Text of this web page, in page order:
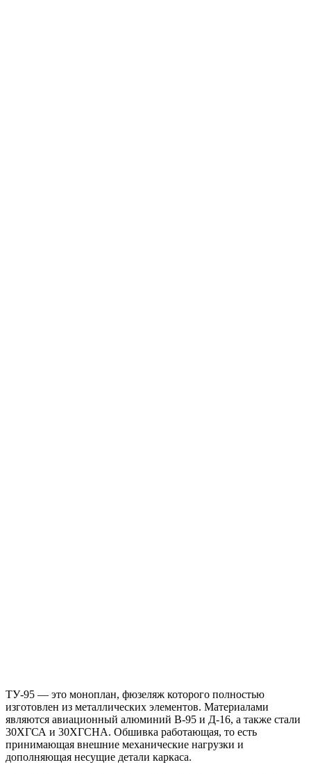
ТУ-95 — это моноплан, фюзеляж которого полностью
изготовлен из металлических элементов. Материалами
являются авиационный алюминий В-95 и Д-16, а также стали
30ХГСА и 30ХГСНА. Обшивка работающая, то есть
принимающая внешние механические нагрузки и
дополняющая несущие детали каркаса.